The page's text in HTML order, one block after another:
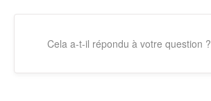
Cela a-t-il répondu à votre question ?